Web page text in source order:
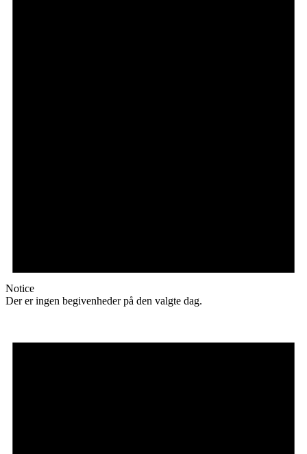
Notice
Der er ingen begivenheder på den valgte dag.